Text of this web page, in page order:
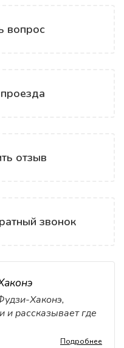
вопрос
отзыв
звонок
Хаконэ,
и рассказывает где
Подробнее